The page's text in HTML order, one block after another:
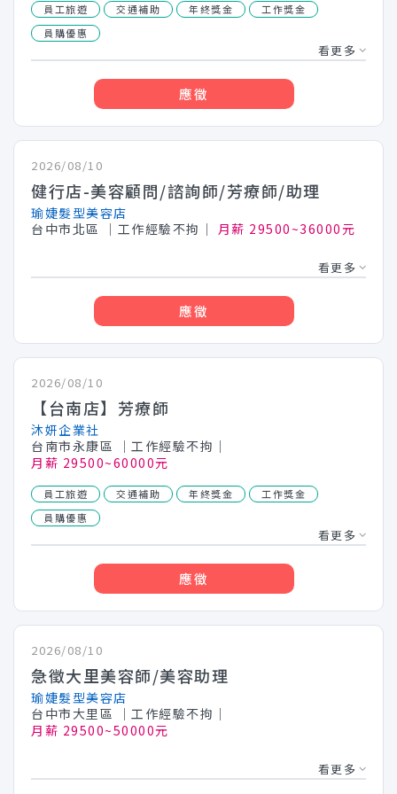
員工旅遊 交通補助 年終獎金
工作獎金
員購優惠
看更多
應徵
2026/08/10
健行店-美容顧問/諮詢師/芳療師/助理
瑜婕髮型美容店
台中市北區
│工作經驗不拘│ 月薪 29500~36000元
看更多
應徵
2026/08/10
【台南店】芳療師
沐妍企業社
台南市永康區
│工作經驗不拘│
月薪 29500~60000元
員工旅遊 交通補助 年終獎金
工作獎金
員購優惠
看更多
應徵
2026/08/10
急徵大里美容師/美容助理
瑜婕髮型美容店
台中市大里區
│工作經驗不拘│
月薪 29500~50000元
看更多